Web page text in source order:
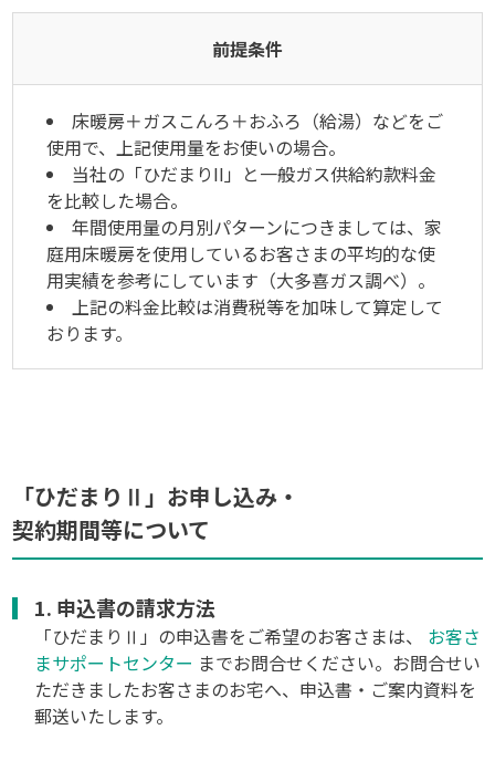
前提条件
床暖房＋ガスこんろ＋おふろ（給湯）などをご
使用で、上記使用量をお使いの場合。
当社の「ひだまりII」と一般ガス供給約款料金
を比較した場合。
年間使用量の月別パターンにつきましては、家
庭用床暖房を使用しているお客さまの平均的な使
用実績を参考にしています（大多喜ガス調べ）。
上記の料金比較は消費税等を加味して算定して
おります。
「ひだまりⅡ」お申し込み・
契約期間等について
1. 申込書の請求方法
「ひだまりⅡ」の申込書をご希望のお客さまは、 お客さ
まサポートセンター までお問合せください。お問合せい
ただきましたお客さまのお宅へ、申込書・ご案内資料を
郵送いたします。